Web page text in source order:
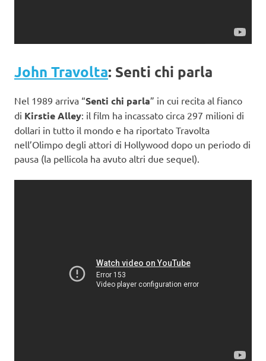
John Travolta: Senti chi parla
Nel 1989 arriva “Senti chi parla” in cui recita al fianco
di Kirstie Alley: il film ha incassato circa 297 milioni di
dollari in tutto il mondo e ha riportato Travolta
nell’Olimpo degli attori di Hollywood dopo un periodo di
pausa (la pellicola ha avuto altri due sequel).